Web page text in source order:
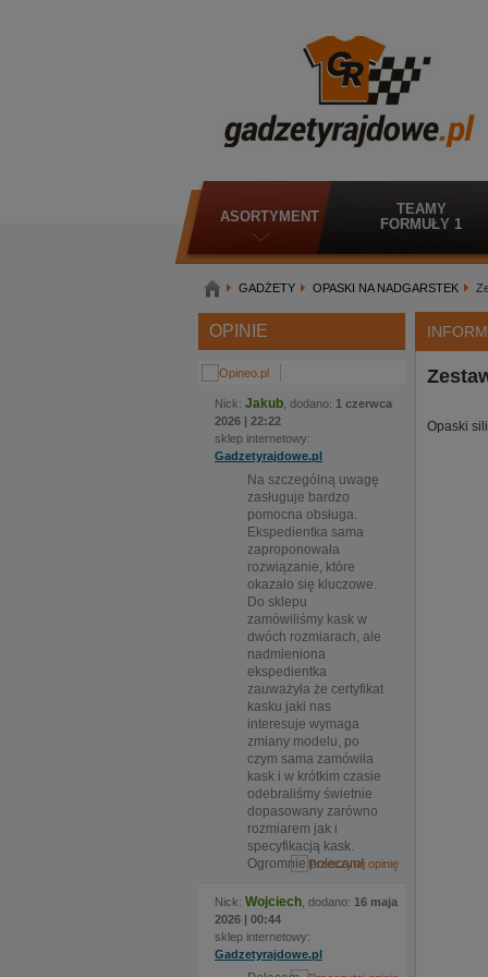
ASORTYMENT
TEAMY
FORMUŁY 1
GADŻETY OPASKI NA NADGARSTEK
OPINIE
Nick: Jakub , dodano: 1 czerwca
2026 | 22:22
sklep internetowy:
Gadzetyrajdowe.pl
Na szczególną uwagę
zasługuje bardzo
pomocna obsługa.
Ekspedientka sama
zaproponowała
rozwiązanie, które
okazało się kluczowe.
Do sklepu
zamówiliśmy kask w
dwóch rozmiarach, ale
nadmieniona
ekspedientka
zauważyła że certyfikat
kasku jaki nas
interesuje wymaga
zmiany modelu, po
czym sama zamówiła
kask i w krótkim czasie
odebraliśmy świetnie
dopasowany zarówno
rozmiarem jak i
specyfikacją kask.
Ogromnie polecam!
Nick: Wojciech , dodano: 16 maja
2026 | 00:44
sklep internetowy:
Gadzetyrajdowe.pl
Opaski